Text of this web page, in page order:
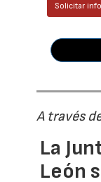
Solicitar
A través
La
León